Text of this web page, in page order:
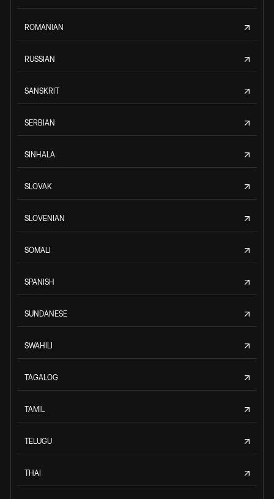
ROMANIAN
RUSSIAN
SANSKRIT
SERBIAN
SINHALA
SLOVAK
SLOVENIAN
SOMALI
SPANISH
SUNDANESE
SWAHILI
TAGALOG
TAMIL
TELUGU
THAI